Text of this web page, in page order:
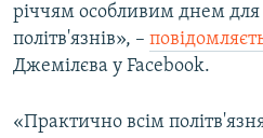
річчям особливим днем
політв'язнів», –
Джемілєва у Facebook.
«Практично всім